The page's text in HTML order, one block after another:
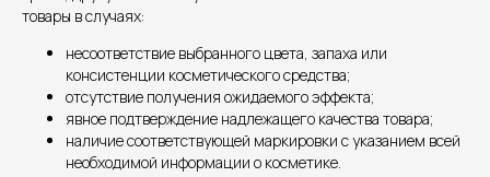
товары в случаях:
несоответствие выбранного цвета, запаха или
консистенции косметического средства;
отсутствие получения ожидаемого эффекта;
явное подтверждение надлежащего качества товара;
наличие соответствующей маркировки с указанием всей
необходимой информации о косметике.